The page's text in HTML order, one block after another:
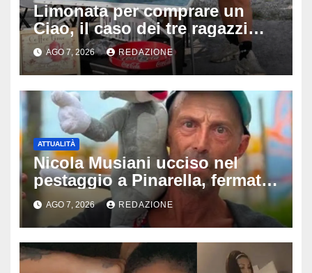
Limonata per comprare un
Ciao, il caso dei tre ragazzi
divide l’Italia: Fedriga li invita
in Regione, Vannacci li
difende
AGO 7, 2026 REDAZIONE
ATTUALITÀ
Nicola Musiani ucciso nel
pestaggio a Pinarella, fermati
quattro giovani: la svolta
dopo video, intercettazioni e
pedinamenti
AGO 7, 2026 REDAZIONE